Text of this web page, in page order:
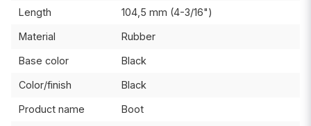
Length 104,5 mm (4-3/16")
Material Rubber
Base color Black
Color/finish Black
Product name Boot